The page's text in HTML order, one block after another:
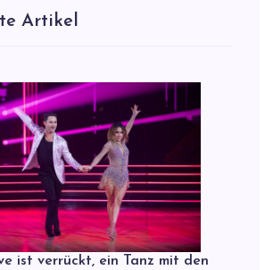
Artikel
ist verrückt, ein Tanz mit den